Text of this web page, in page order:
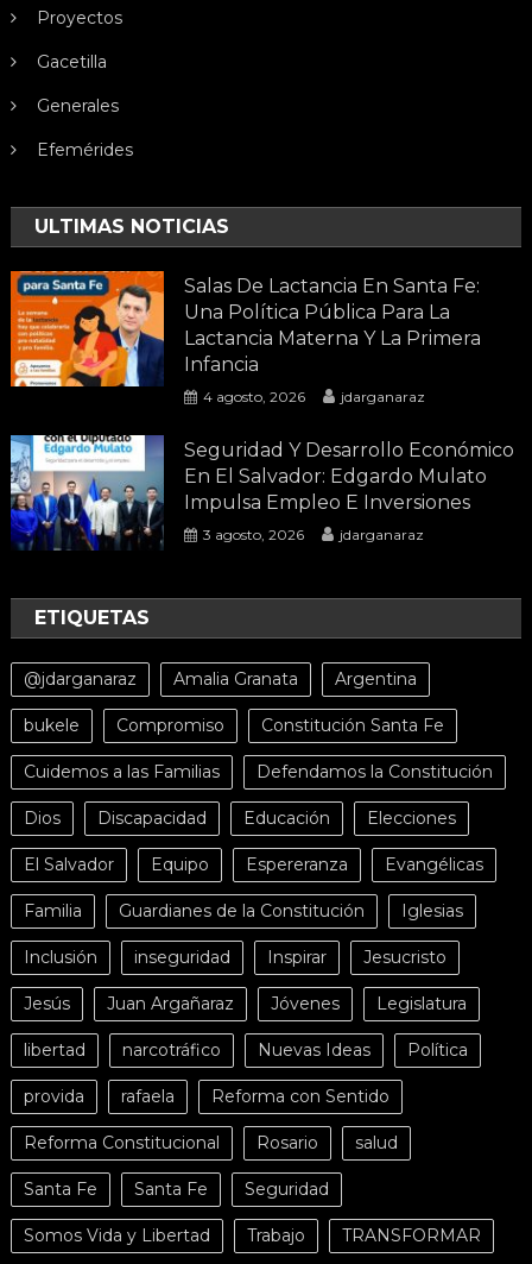
Proyectos
Gacetilla
Generales
Efemérides
ULTIMAS NOTICIAS
Salas De Lactancia En Santa Fe:
Una Política Pública Para La
Lactancia Materna Y La Primera
Infancia
4 agosto, 2026 jdarganaraz
Seguridad Y Desarrollo Económico
En El Salvador: Edgardo Mulato
Impulsa Empleo E Inversiones
3 agosto, 2026 jdarganaraz
ETIQUETAS
@jdarganaraz Amalia Granata Argentina
bukele Compromiso Constitución Santa Fe
Cuidemos a las Familias Defendamos la Constitución
Dios Discapacidad Educación Elecciones
El Salvador Equipo Espereranza Evangélicas
Familia Guardianes de la Constitución Iglesias
Inclusión inseguridad Inspirar Jesucristo
Jesús Juan Argañaraz Jóvenes Legislatura
libertad narcotráfico Nuevas Ideas Política
provida rafaela Reforma con Sentido
Reforma Constitucional Rosario salud
Santa Fe Santa Fe Seguridad
Somos Vida y Libertad Trabajo TRANSFORMAR